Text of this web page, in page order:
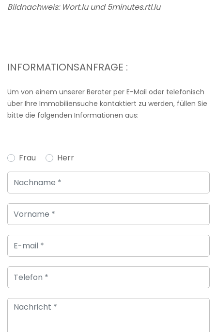
Bildnachweis: Wort.lu und 5minutes.rtl.lu
INFORMATIONSANFRAGE :
Um von einem unserer Berater per E-Mail oder telefonisch
über Ihre Immobiliensuche kontaktiert zu werden, füllen Sie
bitte die folgenden Informationen aus:
Frau Herr